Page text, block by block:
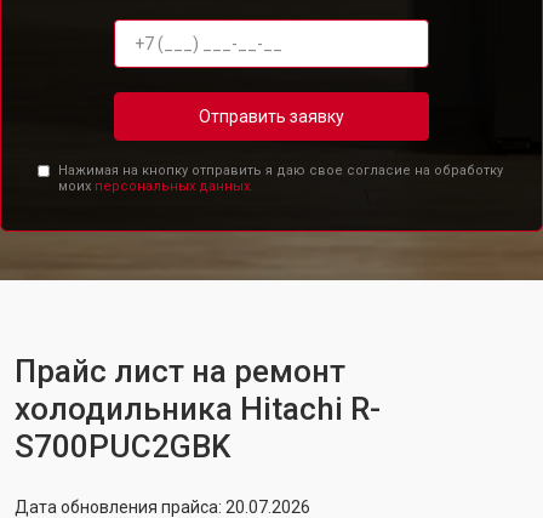
Отправить заявку
Нажимая на кнопку отправить я даю свое согласие на обработку
моих персональных данных.
Прайс лист на ремонт
холодильника Hitachi R-
S700PUC2GBK
Дата обновления прайса: 20.07.2026